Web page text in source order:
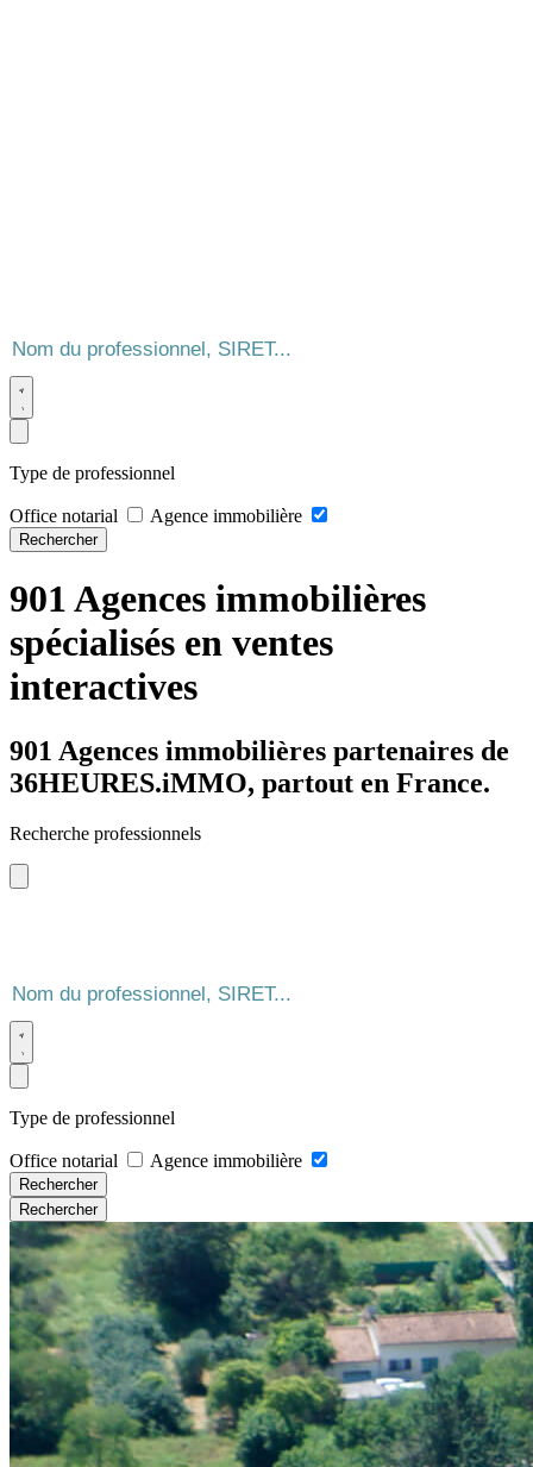
Type de professionnel
Office notarial Agence immobilière
Rechercher
901 Agences immobilières
spécialisés en ventes
interactives
901 Agences immobilières partenaires de
36HEURES.iMMO, partout en France.
Recherche professionnels
Type de professionnel
Office notarial Agence immobilière
Rechercher
Rechercher